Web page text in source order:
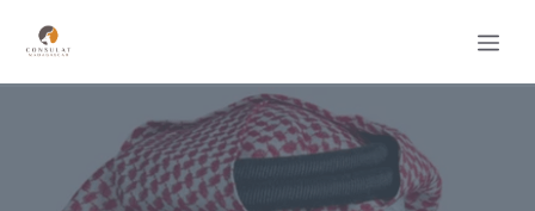
contenu